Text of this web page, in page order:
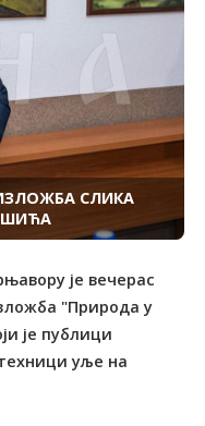
СЛИКА
је вечерас
"Природа у
је публици
уље на